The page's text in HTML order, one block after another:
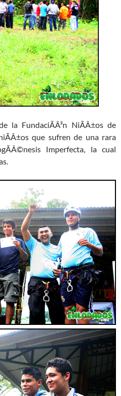
FundaciÃÂ³n NiÃÂ±os de
que sufren de una rara
Imperfecta, la cual